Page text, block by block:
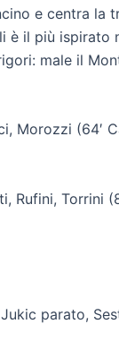
e centra la
è il più ispirato
male il
Morozzi (64′
Rufini, Torrini
parato,